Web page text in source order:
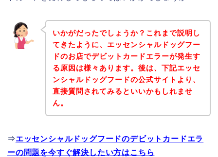
いかがだったでしょうか？これまで説明し
てきたように、エッセンシャルドッグフー
ドのお店でデビットカードエラーが発生す
る原因は様々あります。後は、下記エッセ
ンシャルドッグフードの公式サイトより、
直接質問されてみるといいかもしれませ
ん。
⇒エッセンシャルドッグフードのデビットカードエラ
ーの問題を今すぐ解決したい方はこちら